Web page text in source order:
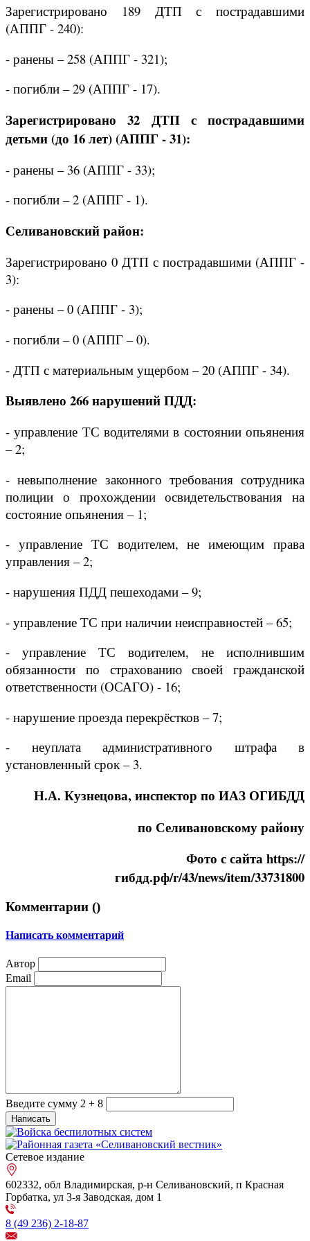
Зарегистрировано 189 ДТП с пострадавшими
(АППГ - 240):
- ранены – 258 (АППГ - 321);
- погибли – 29 (АППГ - 17).
Зарегистрировано 32 ДТП с пострадавшими
детьми (до 16 лет) (АППГ - 31):
- ранены – 36 (АППГ - 33);
- погибли – 2 (АППГ - 1).
Селивановский район:
Зарегистрировано 0 ДТП с пострадавшими (АППГ -
3):
- ранены – 0 (АППГ - 3);
- погибли – 0 (АППГ – 0).
- ДТП с материальным ущербом – 20 (АППГ - 34).
Выявлено 266 нарушений ПДД:
- управление ТС водителями в состоянии опьянения
– 2;
- невыполнение законного требования сотрудника
полиции о прохождении освидетельствования на
состояние опьянения – 1;
- управление ТС водителем, не имеющим права
управления – 2;
- нарушения ПДД пешеходами – 9;
- управление ТС при наличии неисправностей – 65;
- управление ТС водителем, не исполнившим
обязанности по страхованию своей гражданской
ответственности (ОСАГО) - 16;
- нарушение проезда перекрёстков – 7;
- неуплата административного штрафа в
установленный срок – 3.
Н.А. Кузнецова, инспектор по ИАЗ ОГИБДД
по Селивановскому району
Фото с сайта https://
гибдд.рф/r/43/news/item/33731800
Комментарии ()
Написать комментарий
Автор
Email
Введите сумму 2 + 8
Сетевое издание
602332, обл Владимирская, р-н Селивановский, п Красная
Горбатка, ул 3-я Заводская, дом 1
8 (49 236) 2-18-87